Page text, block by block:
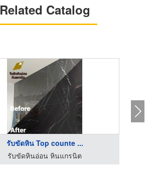
Related Catalog
รับขัดหิน Top counte ...
รับขัดหินอ่อน หินแกรนิต